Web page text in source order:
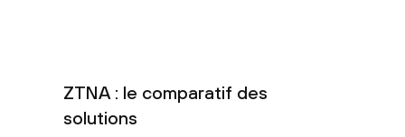
ZTNA : le comparatif des
solutions